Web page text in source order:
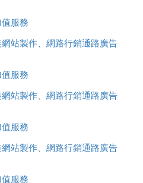
行社銷售，全面優惠中....
服務
站製作、網路行銷通路廣告
行社銷售，全面優惠中....
服務
站製作、網路行銷通路廣告
行社銷售，全面優惠中....
服務
站製作、網路行銷通路廣告
行社銷售，全面優惠中....
服務